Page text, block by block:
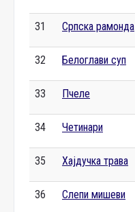
31 Српска рамонда
32 Белоглави суп
33 Пчеле
34 Четинари
35 Хајдучка трава
36 Слепи мишеви